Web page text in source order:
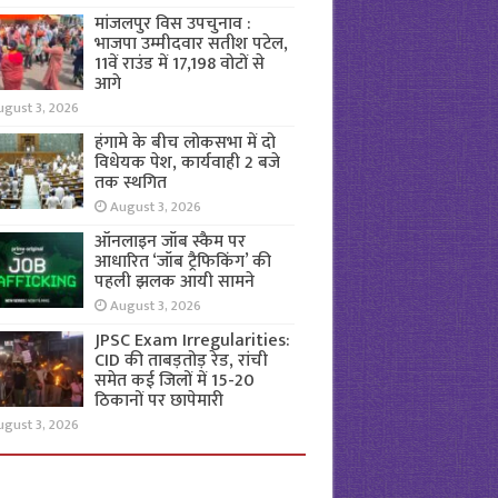
मांजलपुर विस उपचुनाव :
भाजपा उम्मीदवार सतीश पटेल,
11वें राउंड में 17,198 वोटों से
आगे
3, 2026
हंगामे के बीच लोकसभा में दो
विधेयक पेश, कार्यवाही 2 बजे
तक स्थगित
August 3, 2026
ऑनलाइन जॉब स्कैम पर
आधारित ‘जॉब ट्रैफिकिंग’ की
पहली झलक आयी सामने
August 3, 2026
JPSC Exam Irregularities:
CID की ताबड़तोड़ रेड, रांची
समेत कई जिलों में 15-20
ठिकानों पर छापेमारी
3, 2026